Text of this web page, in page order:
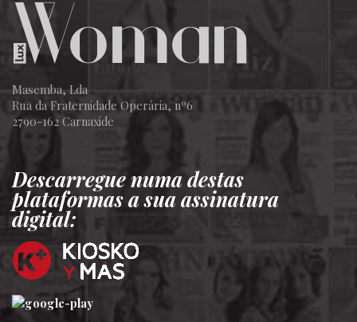
Masemba, Lda
Rua da Fraternidade Operária, nº6
2790-162 Carnaxide
Descarregue numa destas
plataformas a sua assinatura
digital: